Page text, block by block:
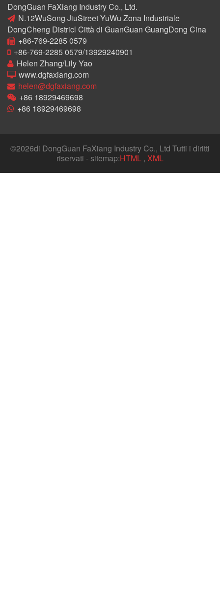
DongGuan FaXiang Industry Co., Ltd.
N.12WuSong JiuStreet YuWu Zona Industriale
DongCheng Districl Città di GuanGuan GuangDong Cina
+86-769-2285 0579
+86-769-2285 0579/13929240901
Helen Zhang/Lily Yao
www.dgfaxiang.com
helen@dgfaxiang.com
+86 18929469698
+86 18929469698
©2026di DongGuan FaXiang Industry Co., Ltd Tutti i diritti
riservati - sitemap:HTML , XML